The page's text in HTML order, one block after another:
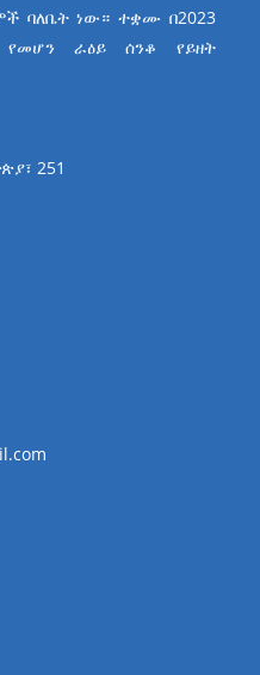
ባለቤት ነው። ተቋሙ በ2023
ራዕይ ሰንቆ የይዘት
251